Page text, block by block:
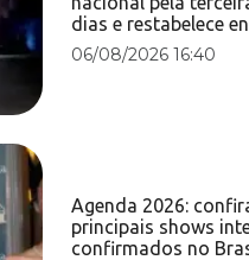
dias e restabelece
06/08/2026 16:40
Agenda 2026:
principais shows
confirmados no